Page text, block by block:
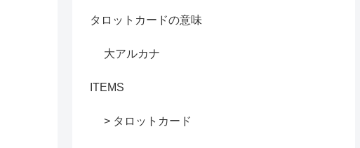
タロットカードの意味
大アルカナ
ITEMS
> タロットカード